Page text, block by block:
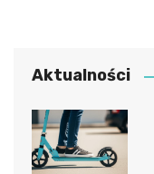
Aktualności